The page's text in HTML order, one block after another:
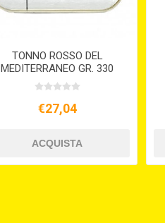
TONNO ROSSO DEL
MEDITERRANEO GR. 330
€27,04